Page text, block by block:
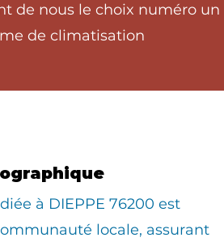
de nous le choix numéro un
de climatisation
à DIEPPE 76200 est
locale, assurant